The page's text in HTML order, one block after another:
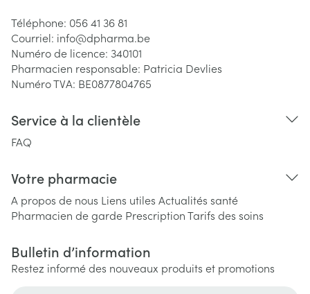
Téléphone: 056 41 36 81
Courriel: info@dpharma.be
Numéro de licence: 340101
Pharmacien responsable: Patricia Devlies
Numéro TVA: BE0877804765
Service à la clientèle
FAQ
Votre pharmacie
A propos de nous Liens utiles Actualités santé
Pharmacien de garde PrescriptionTarifs des soins
Bulletin d’information
Restez informé des nouveaux produits et promotions